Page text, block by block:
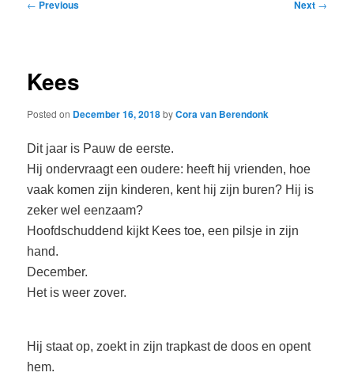
← Previous Next →
Kees
Posted on December 16, 2018byCora van Berendonk
Dit jaar is Pauw de eerste.
Hij ondervraagt een oudere: heeft hij vrienden, hoe
vaak komen zijn kinderen, kent hij zijn buren? Hij is
zeker wel eenzaam?
Hoofdschuddend kijkt Kees toe, een pilsje in zijn
hand.
December.
Het is weer zover.
Hij staat op, zoekt in zijn trapkast de doos en opent
hem.